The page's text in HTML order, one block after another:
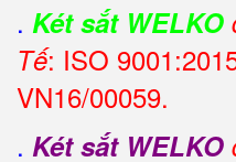
. Két sắt WELKO
Tế: ISO
VN16/00059.
. Két sắt WELKO